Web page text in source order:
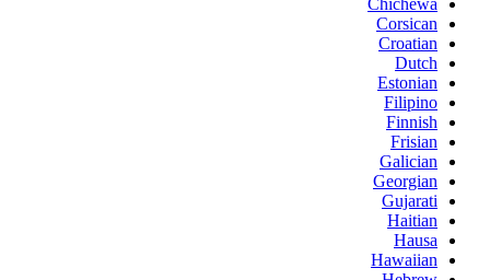
Corsican
Croatian
Dutch
Estonian
Filipino
Finnish
Frisian
Galician
Georgian
Gujarati
Haitian
Hausa
Hawaiian